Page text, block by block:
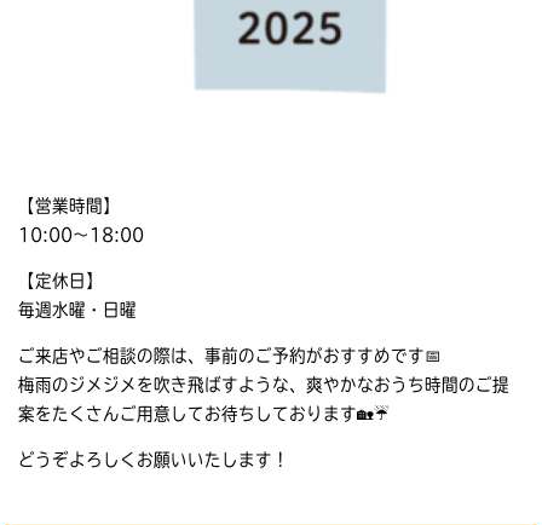
【営業時間】
10:00〜18:00
【定休日】
毎週水曜・日曜
ご来店やご相談の際は、事前のご予約がおすすめです📅
梅雨のジメジメを吹き飛ばすような、爽やかなおうち時間のご提
案をたくさんご用意してお待ちしております🏡☔
どうぞよろしくお願いいたします！